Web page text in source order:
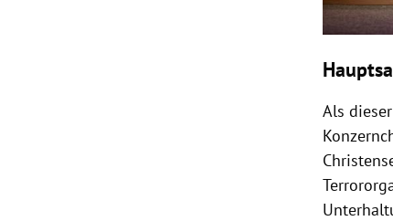
Als